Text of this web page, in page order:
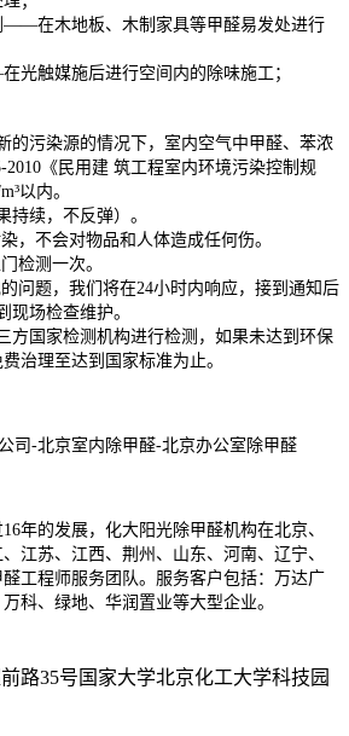
——在木地板、木制家具等甲醛易发处进行
光触媒施后进行空间内的除味施工；
的污染源的情况下，室内空气中甲醛、苯浓
2010《民用建 筑工程室内环境污染控制规
以内。
持续，不反弹）。
，不会对物品和人体造成任何伤。
检测一次。
问题，我们将在24小时内响应，接到通知后
现场检查维护。
方国家检测机构进行检测，如果未达到环保
治理至达到国家标准为止。
年的发展，化大阳光除甲醛机构在北京、
江苏、江西、荆州、山东、河南、辽宁、
工程师服务团队。服务客户包括：万达广
科、绿地、华润置业等大型企业。
路35号国家大学北京化工大学科技园